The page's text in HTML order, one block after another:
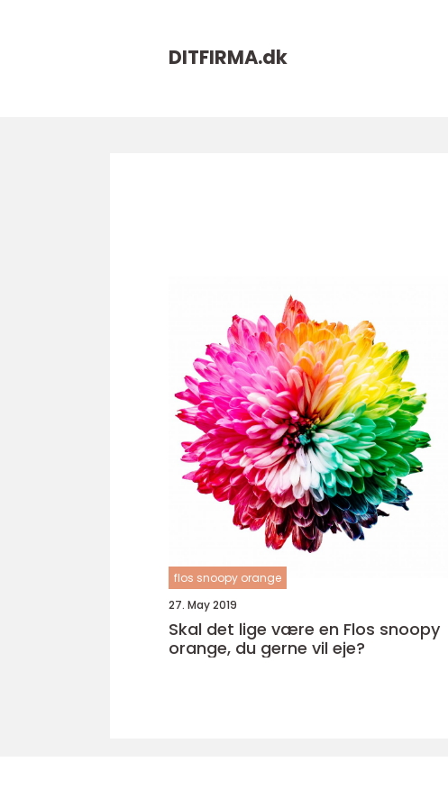
DITFIRMA.dk
flos snoopy orange
27. May 2019
Skal det lige være en Flos snoopy
orange, du gerne vil eje?